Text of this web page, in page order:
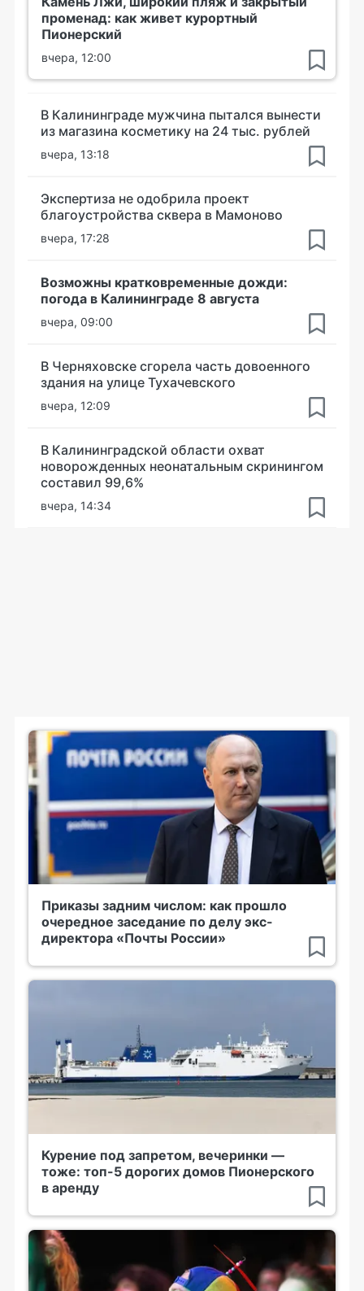
променад: как живет курортный
Пионерский
вчера, 12:00
В Калининграде мужчина пытался вынести
из магазина косметику на 24 тыс. рублей
вчера, 13:18
Экспертиза не одобрила проект
благоустройства сквера в Мамоново
вчера, 17:28
Возможны кратковременные дожди:
погода в Калининграде 8 августа
вчера, 09:00
В Черняховске сгорела часть довоенного
здания на улице Тухачевского
вчера, 12:09
В Калининградской области охват
новорожденных неонатальным скринингом
составил 99,6%
вчера, 14:34
Приказы задним числом: как прошло
очередное заседание по делу экс-
директора «Почты России»
Курение под запретом, вечеринки —
тоже: топ-5 дорогих домов Пионерского
в аренду